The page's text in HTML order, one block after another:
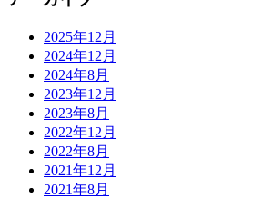
2025年12月
2024年12月
2024年8月
2023年12月
2023年8月
2022年12月
2022年8月
2021年12月
2021年8月